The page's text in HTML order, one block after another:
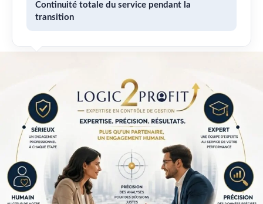
Continuité totale du service pendant la
transition